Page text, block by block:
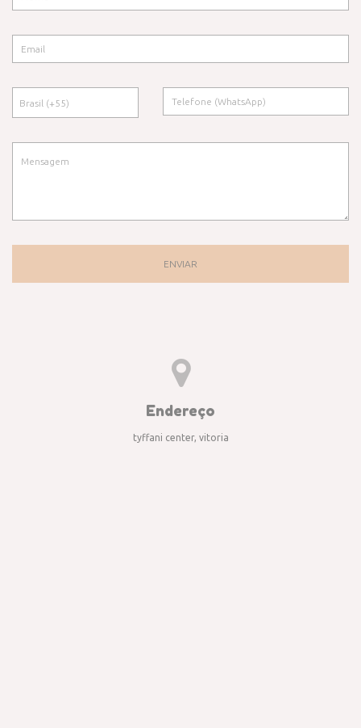
ENVIAR
Endereço
tyffani center, vitoria